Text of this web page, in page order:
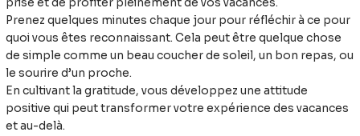
Prenez quelques minutes chaque jour pour réfléchir à ce pour
quoi vous êtes reconnaissant. Cela peut être quelque chose
de simple comme un beau coucher de soleil, un bon repas, ou
le sourire d’un proche.
En cultivant la gratitude, vous développez une attitude
positive qui peut transformer votre expérience des vacances
et au-delà.